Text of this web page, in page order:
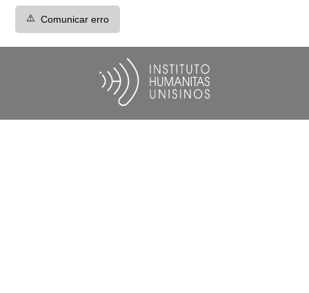
⚠️ Comunicar erro